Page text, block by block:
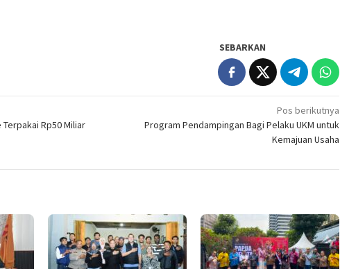
SEBARKAN
Rp50 Miliar
Pos berikutnya
Program Pendampingan Bagi Pelaku UKM untuk
Kemajuan Usaha